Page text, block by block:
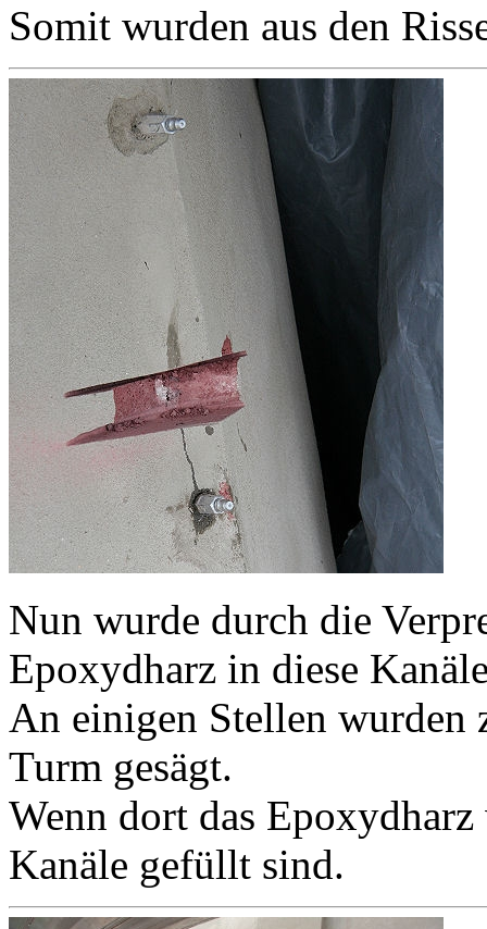
Somit wurden aus den
Nun wurde durch die
Epoxydharz in diese
An einigen Stellen
Turm gesägt.
Wenn dort das
Kanäle gefüllt sind.